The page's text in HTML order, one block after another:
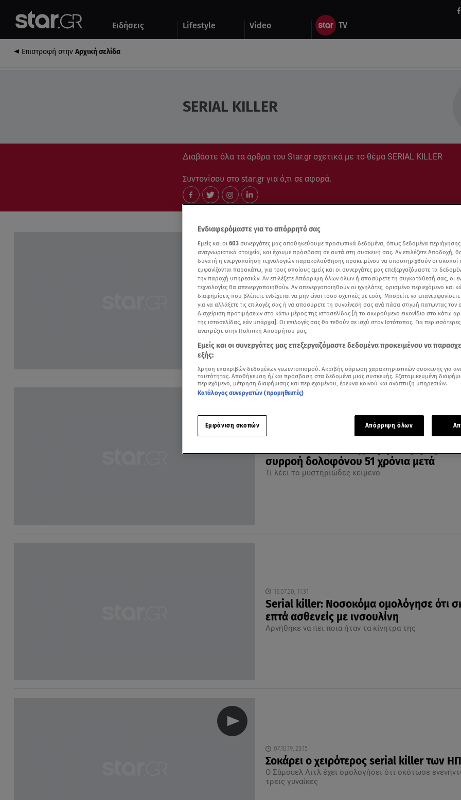
Ειδήσεις Lifestyle Video
Αυτοκίνητο
Επιστροφή στην Αρχική σελίδα
SERIAL KILLER
Διαβάστε όλα τα άρθρα του Star.gr σχετικά με το θέμα SERIAL KILLER
Συντονίσου στο star.gr για ό,τι σε αφορά.
31.12.20, 12:33
Πέθανε ο χειρότερος serial killer των
Είχε ομολογήσει 93 δολοφονίες
συρροή δολοφόνου 51 χρόνια μετά
Τι λέει το μυστηριώδες κείμενο
16.07.20, 11:31
Serial killer: Νοσοκόμα ομολόγησε ότι
επτά ασθενείς με ινσουλίνη
Αρνήθηκε να πει ποια ήταν τα κίνητρα της
07.10.19, 23:15
Σοκάρει ο χειρότερος serial killer των
Ο Σάμουελ Λιτλ έχει ομολογήσει ότι σκότωσε
τρεις γυναίκες
Ενδιαφερόμαστε για το απόρρητό σας
Εμείς και οι 603 συνεργάτες μας αποθηκεύουμε προσωπικά δεδομένα, όπως δεδομένα
αναγνωριστικά στοιχεία, και έχουμε πρόσβαση σε αυτά στη συσκευή σας. Αν επιλέξετε Αποδοχή,
δυνατή η ενεργοποίηση τεχνολογιών παρακολούθησης προκειμένου να υποστηριχθούν οι σκοποί
εμφανίζονται παρακάτω, για τους οποίους εμείς και οι συνεργάτες μας επεξεργαζόμαστε τα
την παροχή υπηρεσιών. Αν επιλέξετε Απόρριψη όλων όλων ή αποσύρετε τη συγκατάθεσή σας, οι
τεχνολογίες θα απενεργοποιηθούν. Αν απενεργοποιηθούν οι ιχνηλάτες, ορισμένο περιεχόμενο και
διαφημίσεις που βλέπετε ενδέχεται να μην είναι τόσο σχετικές με εσάς. Μπορείτε να
για να αλλάξετε τις επιλογές σας ή να αποσύρετε τη συναίνεσή σας ανά πάσα στιγμή πατώντας τον
Διαχείριση προτιμήσεων στο κάτω μέρος της ιστοσελίδας [ή το αιωρούμενο εικονίδιο στο κάτω
της ιστοσελίδας, εάν υπάρχει]. Οι επιλογές σας θα τεθούν σε ισχύ στον Ιστότοπος. Για
ανατρέξτε στην Πολιτική Απορρήτου μας.
Εμείς και οι συνεργάτες μας επεξεργαζόμαστε δεδομένα προκειμένου να
εξής:
Χρήση επακριβών δεδομένων γεωεντοπισμού. Ακριβής σάρωση χαρακτηριστικών συσκευής για
ταυτότητας. Αποθήκευση ή/και πρόσβαση στα δεδομένα μιας συσκευής. Εξατομικευμένη
περιεχόμενο, μέτρηση διαφήμισης και περιεχομένου, έρευνα κοινού και ανάπτυξη υπηρεσιών.
Κατάλογος συνεργατών (προμηθευτές)
Εμφάνιση σκοπών Απόρριψη όλων